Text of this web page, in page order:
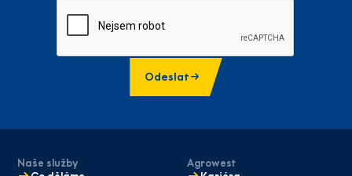
Odeslat
Naše služby
Agrowest